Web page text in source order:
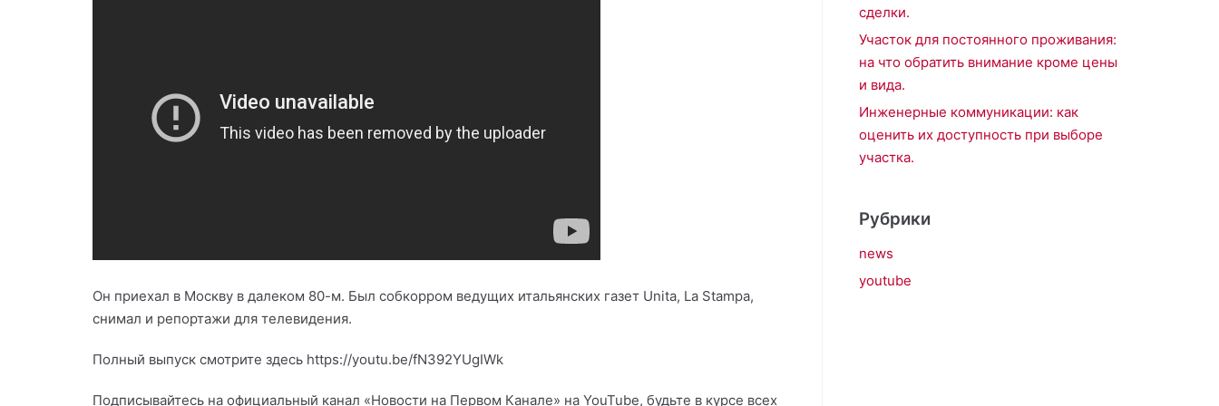
Он приехал в Москву в далеком 80-м. Был собкорром ведущих итальянских газет Unita, La Stampa,
снимал и репортажи для телевидения.
Полный выпуск смотрите здесь https://youtu.be/fN392YUgIWk
Подписывайтесь на официальный канал «Новости на Первом Канале» на YouTube, будьте в курсе всех
сделки.
Участок для постоянного проживания:
на что обратить внимание кроме цены
и вида.
Инженерные коммуникации: как
оценить их доступность при выборе
участка.
Рубрики
news
youtube